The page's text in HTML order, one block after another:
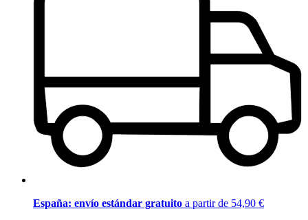
España: envío estándar gratuito a partir de 54,90 €